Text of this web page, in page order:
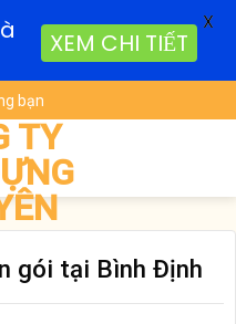
bạn
TY
gói tại Bình Định
XEM CHI TIẾT
X